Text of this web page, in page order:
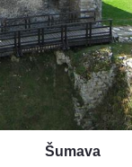
Šumava